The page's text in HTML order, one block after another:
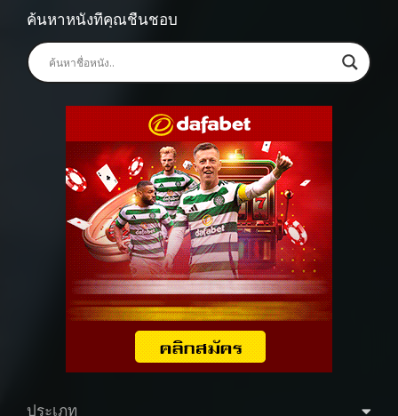
ค้นหาหนังที่คุณชื่นชอบ
ประเภท